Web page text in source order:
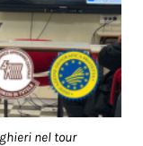
nel tour